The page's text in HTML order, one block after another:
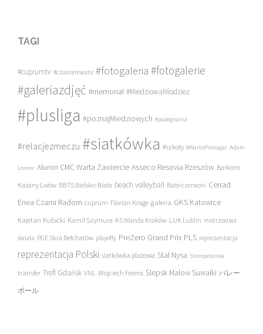
TAGI
#cuprumtv #czasnarewanż #fotogaleria #fotogalerie
#galeriazdjęć #memoriał #MiedziowaMlodziez
#plusliga #poznajMiedziowych #pożegnania
#relacjezmeczu #siatkówka #szkoły #WartoPomagac Adam
Lorenc Aluron CMC Warta Zawiercie Asseco Resovia Rzeszów Barkom
Każany Lwów BBTS Bielsko-Biała beach volleyball Biało-czerwoni Cerrad
Enea Czarni Radom cuprum Florian Krage galeria GKS Katowice
Kajetan Kubicki Kamil Szymura KS Wanda Kraków LUK Lublin mistrzostwa
świata PGE Skra Bełchatów playoffy PreZero Grand Prix PLS reprezentacja
reprezentacja Polski siatkówka plażowa Stal Nysa Staropolanka
transfer Trefl Gdańsk VNL Wojciech Ferens Ślepsk Malow Suwałki バレー
ボール